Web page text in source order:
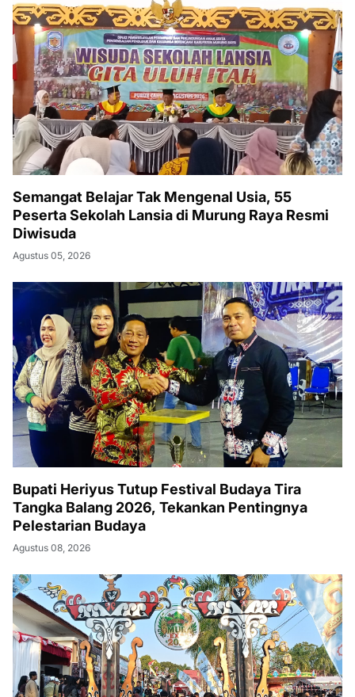
Semangat Belajar Tak Mengenal Usia, 55
Peserta Sekolah Lansia di Murung Raya Resmi
Diwisuda
Agustus 05, 2026
Bupati Heriyus Tutup Festival Budaya Tira
Tangka Balang 2026, Tekankan Pentingnya
Pelestarian Budaya
Agustus 08, 2026